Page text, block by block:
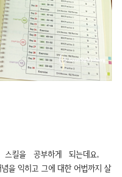
킬을 공부하게 되는데요,
을 익히고 그에 대한 어법까지 살